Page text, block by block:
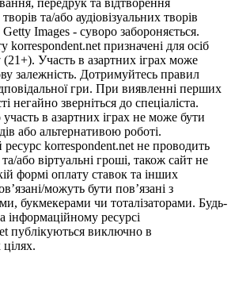
та/або аудіовізуальних творів
Images - суворо забороняється.
korrespondent.net призначені для осіб
Участь в азартних іграх може
залежність. Дотримуйтесь правил
гри. При виявленні перших
негайно зверніться до спеціаліста.
в азартних іграх не може бути
або альтернативою роботі.
korrespondent.net не проводить
та/або віртуальні гроші, також сайт не
формі оплату ставок та інших
можуть бути пов’язані з
букмекерами чи тоталізаторами. Будь-
інформаційному ресурсі
публікуються виключно в